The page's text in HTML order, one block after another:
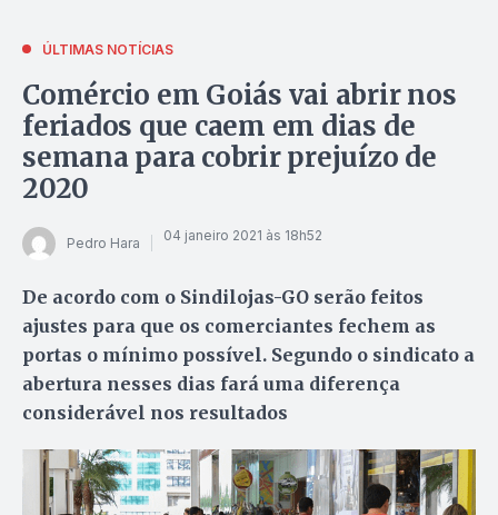
ÚLTIMAS NOTÍCIAS
Comércio em Goiás vai abrir nos
feriados que caem em dias de
semana para cobrir prejuízo de
2020
Pedro Hara 04 janeiro 2021 às 18h52
De acordo com o Sindilojas-GO serão feitos
ajustes para que os comerciantes fechem as
portas o mínimo possível. Segundo o sindicato a
abertura nesses dias fará uma diferença
considerável nos resultados